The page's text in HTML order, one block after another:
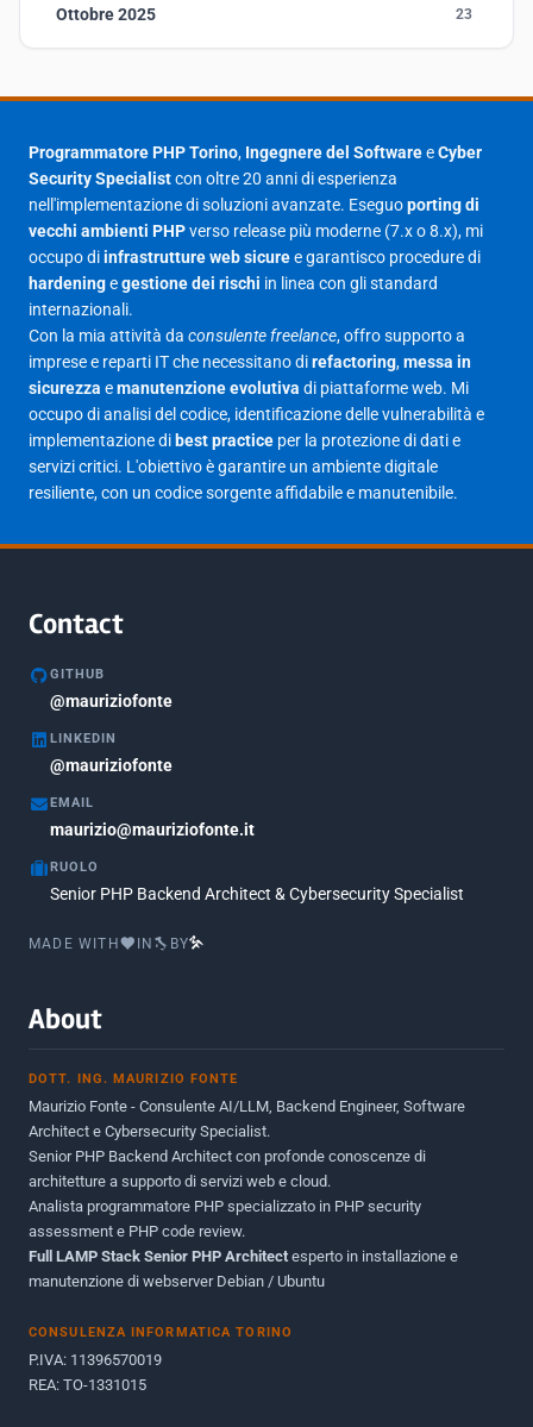
Ottobre 2025 23
Agosto 2025 1
23
Giugno 2025
Maggio 2025 27
Aprile 2025
Marzo 2025
Febbraio 2025 17
Gennaio 2025
Giugno 2023
Maggio 2023
Agosto 2020
Marzo 2018
Febbraio 2018
Marzo 2017
Luglio 2016
Febbraio 2016
Giugno 2012
Maggio 2011
Dicembre 2010
Ottobre 2010
Maggio 2010
Giugno 2009
Programmatore PHP Torino, Ingegnere del SoftwareeCyber
Security Specialistcon oltre 20 anni di esperienza
nell'implementazione di soluzioni avanzate. Eseguoporting di
vecchi ambienti PHPverso release più moderne (7.x o 8.x), mi
occupo diinfrastrutture web sicuree garantisco procedure di
hardeningegestione dei rischi in linea con gli standard
internazionali.
Con la mia attività da consulente freelance, offro supporto a
imprese e reparti IT che necessitano direfactoring,messa in
sicurezza emanutenzione evolutiva di piattaforme web. Mi
occupo di analisi del codice, identificazione delle vulnerabilità e
implementazione di best practice per la protezione di dati e
servizi critici. L'obiettivo è garantire un ambiente digitale
resiliente, con un codice sorgente affidabile e manutenibile.
Contact
GITHUB
@mauriziofonte
LINKEDIN
@mauriziofonte
EMAIL
maurizio@mauriziofonte.it
RUOLO
Senior PHP Backend Architect & Cybersecurity Specialist
MADE WITH IN BY
About
DOTT. ING. MAURIZIO FONTE
Maurizio Fonte - Consulente AI/LLM, Backend Engineer, Software
Architect e Cybersecurity Specialist.
Senior PHP Backend Architect con profonde conoscenze di
architetture a supporto di servizi web e cloud.
Analista programmatore PHP specializzato in PHP security
assessment e PHP code review.
Full LAMP Stack Senior PHP Architect esperto in installazione e
manutenzione di webserver Debian / Ubuntu
CONSULENZA INFORMATICA TORINO
P.IVA: 11396570019
REA: TO-1331015